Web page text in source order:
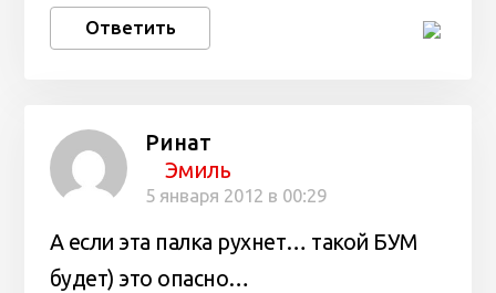
Ответить
Ринат
Эмиль
5 января 2012 в 00:29
А если эта палка рухнет… такой БУМ
будет) это опасно…